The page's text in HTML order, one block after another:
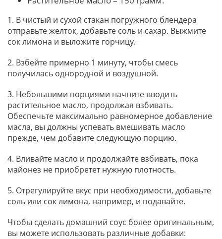
1. В чистый и сухой стакан погружного блендера
отправьте желток, добавьте соль и сахар. Выжмите
сок лимона и выложите горчицу.
2. Взбейте примерно 1 минуту, чтобы смесь
получилась однородной и воздушной.
3. Небольшими порциями начните вводить
растительное масло, продолжая взбивать.
Обеспечьте максимально равномерное добавление
масла, вы должны успевать вмешивать масло
прежде, чем добавите следующую порцию.
4. Вливайте масло и продолжайте взбивать, пока
майонез не приобретет нужную плотность.
5. Отрегулируйте вкус при необходимости, добавьте
соль или сок лимона, например, и подавайте.
Чтобы сделать домашний соус более оригинальным,
вы можете использовать различные добавки: